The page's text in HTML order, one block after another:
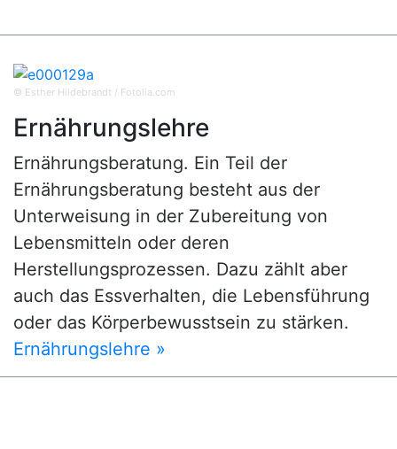
© Esther Hildebrandt / Fotolia.com
Ernährungslehre
Ernährungsberatung. Ein Teil der
Ernährungsberatung besteht aus der
Unterweisung in der Zubereitung von
Lebensmitteln oder deren
Herstellungsprozessen. Dazu zählt aber
auch das Essverhalten, die Lebensführung
oder das Körperbewusstsein zu stärken.
Ernährungslehre »